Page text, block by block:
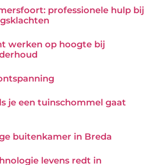
professionele hulp bij
werken op hoogte bij
je een tuinschommel gaat
buitenkamer in Breda
levens redt in